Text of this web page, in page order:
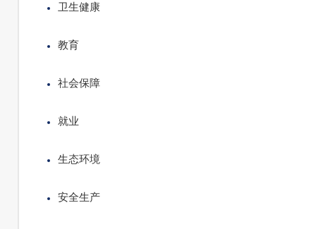
卫生健康
教育
社会保障
就业
生态环境
安全生产